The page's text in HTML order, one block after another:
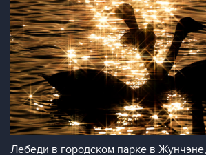
Лебеди в городском парке в